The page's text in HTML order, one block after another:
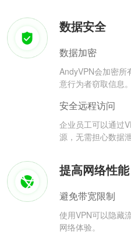
数据安全
数据加密
AndyVPN会加密所
意行为者窃取信息。
安全远程访问
企业员工可以通过
源，无需担心数据泄
提高网络性能
避免带宽限制
使用VPN可以隐藏
网络体验。